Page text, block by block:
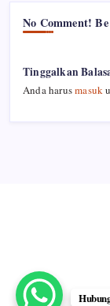
No Comment!
Tinggalkan
Anda harusmasuk